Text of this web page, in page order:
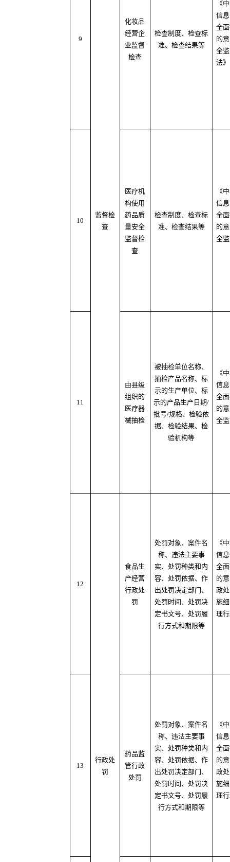
9
监督检
查
化妆品
经营企
业监督
检查
检查制度、检查标
准、检查结果等
《
信
全
的
全
法
10
医疗机
构使用
药品质
量安全
监督检
查
检查制度、检查标
准、检查结果等
《
信
全
的
全
11
由县级
组织的
医疗器
械抽检
被抽检单位名称、
抽检产品名称、标
示的生产单位、标
示的产品生产日期/
批号/规格、检验依
据、检验结果、检
验机构等
《
信
全
的
全
12
行政处
罚
食品生
产经营
行政处
罚
处罚对象、案件名
称、违法主要事
实、处罚种类和内
容、处罚依据、作
出处罚决定部门、
处罚时间、处罚决
定书文号、处罚履
行方式和期限等
《
信
全
的
政
施
理
13
药品监
管行政
处罚
处罚对象、案件名
称、违法主要事
实、处罚种类和内
容、处罚依据、作
出处罚决定部门、
处罚时间、处罚决
定书文号、处罚履
行方式和期限等
《
信
全
的
政
施
理